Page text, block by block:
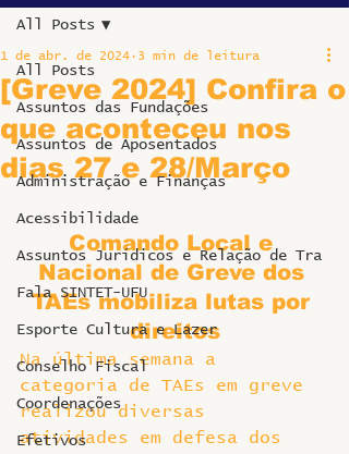
All Posts
Assuntos das Fundações
Assuntos de Aposentados
Administração e Finanças
Acessibilidade
Assuntos Jurídicos e Relação de Tra
Fala SINTET-UFU
Esporte Cultura e Lazer
Conselho Fiscal
Coordenações
Efetivos
All Posts
[Greve 2024] Confira o
que aconteceu nos
dias 27 e 28/Março
1 de abr. de 2024 3 min de leitura
Comando Local e
Nacional de Greve dos
TAEs mobiliza lutas por
direitos
Na última semana a
categoria de TAEs em greve
realizou diversas
atividades em defesa dos